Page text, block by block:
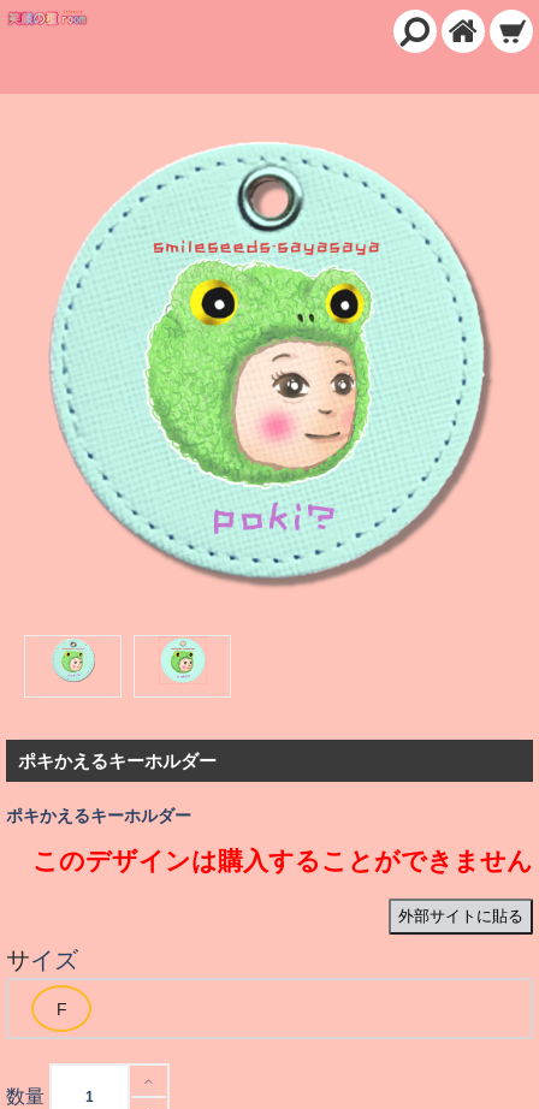
ポキかえるキーホルダー
ポキかえるキーホルダー
このデザインは購入することができません
外部サイトに貼る
サイズ
数量